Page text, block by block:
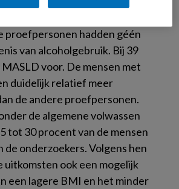
proefpersonen hadden géén
van alcoholgebruik. Bij 39
voor. De mensen met
duidelijk relatief meer
de andere proefpersonen.
de algemene volwassen
tot 30 procent van de mensen
de onderzoekers. Volgens hen
uitkomsten ook een mogelijk
een lagere BMI en het minder